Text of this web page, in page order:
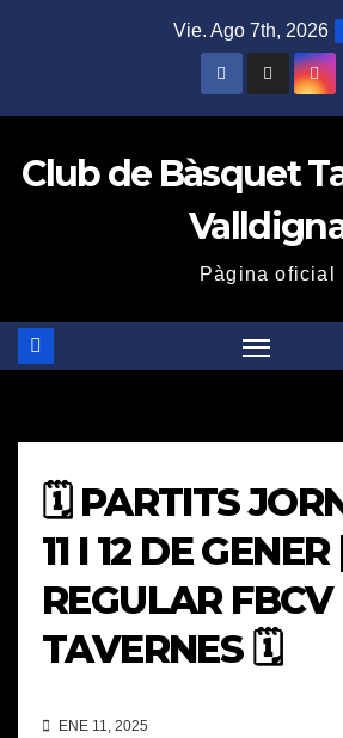
Vie. Ago 7th, 2026
Club de Bàsquet
Pàgina oficial
🗓️ PARTITS
11 I 12 DE
REGULAR
TAVERNES 🗓️
ENE 11, 2025